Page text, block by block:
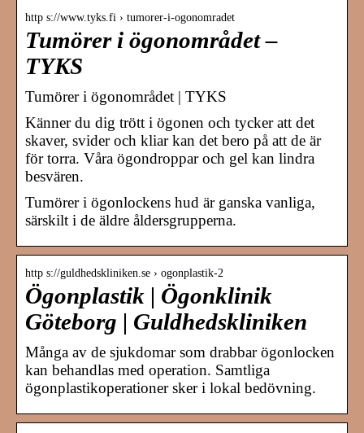
http s://www.tyks.fi › tumorer-i-ogonomradet
Tumörer i ögonområdet –
TYKS
Tumörer i ögonområdet | TYKS
Känner du dig trött i ögonen och tycker att det
skaver, svider och kliar kan det bero på att de är
för torra. Våra ögondroppar och gel kan lindra
besvären.
Tumörer i ögonlockens hud är ganska vanliga,
särskilt i de äldre åldersgrupperna.
http s://guldhedskliniken.se › ogonplastik-2
Ögonplastik | Ögonklinik
Göteborg | Guldhedskliniken
Många av de sjukdomar som drabbar ögonlocken
kan behandlas med operation. Samtliga
ögonplastikoperationer sker i lokal bedövning.